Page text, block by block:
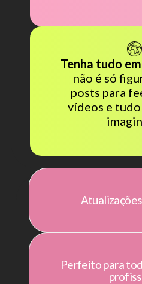
Tenha tudo
não é só
posts para
vídeos e
Perfeito para